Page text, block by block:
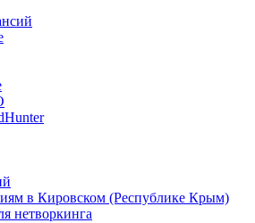
в Кировском (Республике Крым)
нетворкинга